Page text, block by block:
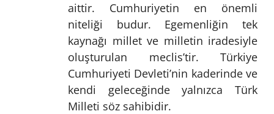
aittir. Cumhuriyetin en önemli
niteliği budur. Egemenliğin tek
kaynağı millet ve milletin iradesiyle
oluşturulan meclis’tir. Türkiye
Cumhuriyeti Devleti’nin kaderinde ve
kendi geleceğinde yalnızca Türk
Milleti söz sahibidir.